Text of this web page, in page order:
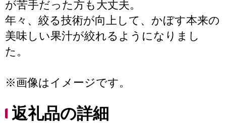
が苦手だった方も大丈夫。
年々、絞る技術が向上して、かぼす本来の
美味しい果汁が絞れるようになりまし
た。
※画像はイメージです。
返礼品の詳細